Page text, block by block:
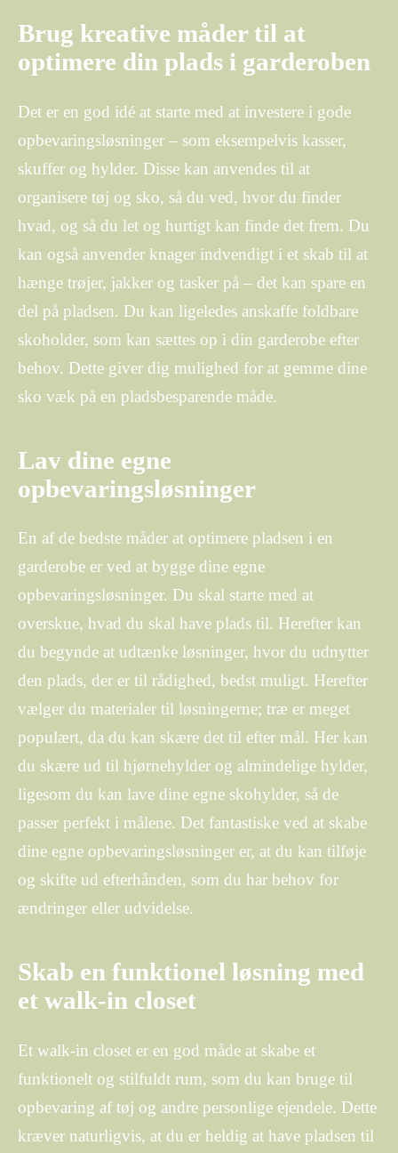
Brug kreative måder til at
optimere din plads i garderoben
Det er en god idé at starte med at investere i gode
opbevaringsløsninger – som eksempelvis kasser,
skuffer og hylder. Disse kan anvendes til at
organisere tøj og sko, så du ved, hvor du finder
hvad, og så du let og hurtigt kan finde det frem. Du
kan også anvender knager indvendigt i et skab til at
hænge trøjer, jakker og tasker på – det kan spare en
del på pladsen. Du kan ligeledes anskaffe foldbare
skoholder, som kan sættes op i din garderobe efter
behov. Dette giver dig mulighed for at gemme dine
sko væk på en pladsbesparende måde.
Lav dine egne
opbevaringsløsninger
En af de bedste måder at optimere pladsen i en
garderobe er ved at bygge dine egne
opbevaringsløsninger. Du skal starte med at
overskue, hvad du skal have plads til. Herefter kan
du begynde at udtænke løsninger, hvor du udnytter
den plads, der er til rådighed, bedst muligt. Herefter
vælger du materialer til løsningerne; træ er meget
populært, da du kan skære det til efter mål. Her kan
du skære ud til hjørnehylder og almindelige hylder,
ligesom du kan lave dine egne skohylder, så de
passer perfekt i målene. Det fantastiske ved at skabe
dine egne opbevaringsløsninger er, at du kan tilføje
og skifte ud efterhånden, som du har behov for
ændringer eller udvidelse.
Skab en funktionel løsning med
et walk-in closet
Et walk-in closet er en god måde at skabe et
funktionelt og stilfuldt rum, som du kan bruge til
opbevaring af tøj og andre personlige ejendele. Dette
kræver naturligvis, at du er heldig at have pladsen til